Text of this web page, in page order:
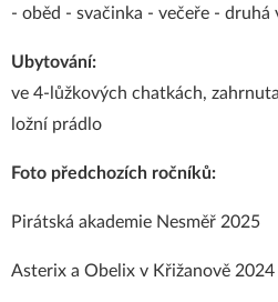
- oběd - svačinka - večeře - druhá
Ubytování:
ve 4-lůžkových chatkách,
ložní prádlo
Foto předchozích ročníků:
Pirátská akademie Nesměř 2025
Asterix a Obelix v Křižanově 2024